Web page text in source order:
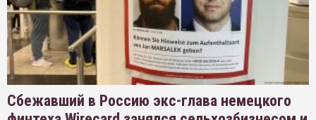
Сбежавший в Россию экс-глава немецкого